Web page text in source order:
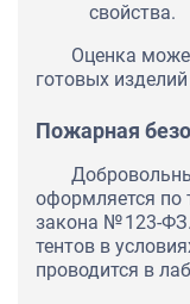
свойства.
Оценка
готовых
Пожарная
оформляется по
закона № 123-
тентов в
проводится в